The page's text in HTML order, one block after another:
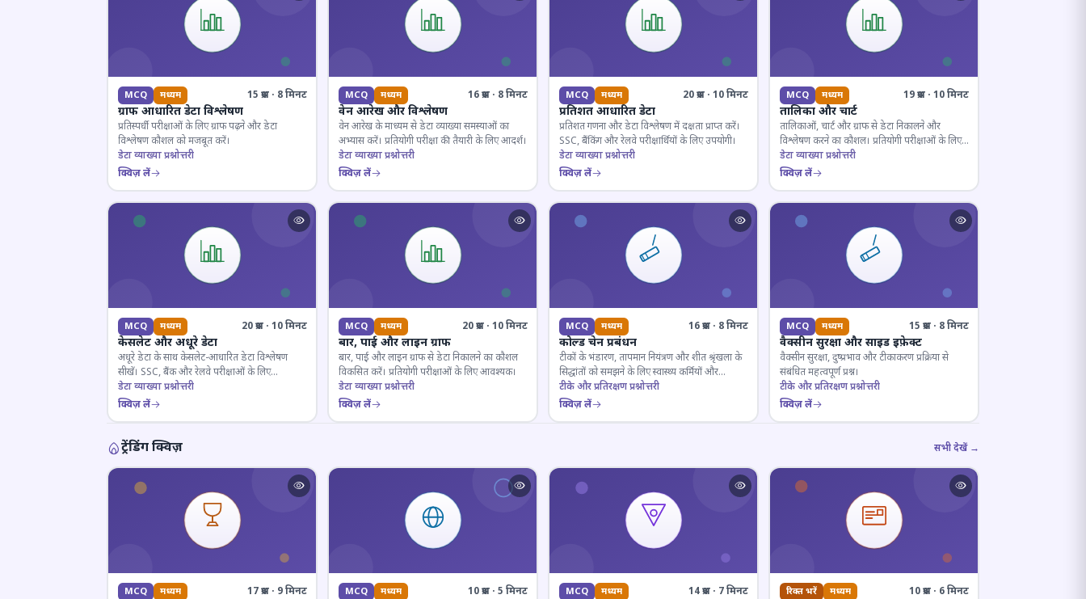
MCQ मध्यम 15 प्रश्न · 8 मिनट
ग्राफ आधारित डेटा विश्लेषण
प्रतिस्पर्धी परीक्षाओं के लिए ग्राफ पढ़ने और डेटा
विश्लेषण कौशल को मजबूत करें।
डेटा व्याख्या प्रश्नोत्तरी
क्विज़ लें
MCQ मध्यम 16 प्रश्न · 8 मिनट
वेन आरेख और विश्लेषण
वेन आरेख के माध्यम से डेटा व्याख्या समस्याओं का
अभ्यास करें। प्रतियोगी परीक्षा की तैयारी के लिए आदर्श।
डेटा व्याख्या प्रश्नोत्तरी
क्विज़ लें
MCQ मध्यम 20 प्रश्न · 10 मिनट
प्रतिशत आधारित डेटा
प्रतिशत गणना और डेटा विश्लेषण में दक्षता प्राप्त करें।
SSC, बैंकिंग और रेलवे परीक्षार्थियों के लिए उपयोगी।
डेटा व्याख्या प्रश्नोत्तरी
क्विज़ लें
MCQ मध्यम 19 प्रश्न · 10 मिनट
तालिका और चार्ट
तालिकाओं, चार्ट और ग्राफ से डेटा निकालने और
विश्लेषण करने का कौशल। प्रतियोगी परीक्षाओं के लिए
अनिवार्य।
डेटा व्याख्या प्रश्नोत्तरी
क्विज़ लें
MCQ मध्यम 20 प्रश्न · 10 मिनट
केसलेट और अधूरे डेटा
अधूरे डेटा के साथ केसलेट-आधारित डेटा विश्लेषण
सीखें। SSC, बैंक और रेलवे परीक्षाओं के लिए
महत्वपूर्ण।
डेटा व्याख्या प्रश्नोत्तरी
क्विज़ लें
MCQ मध्यम 20 प्रश्न · 10 मिनट
बार, पाई और लाइन ग्राफ
बार, पाई और लाइन ग्राफ से डेटा निकालने का कौशल
विकसित करें। प्रतियोगी परीक्षाओं के लिए आवश्यक।
डेटा व्याख्या प्रश्नोत्तरी
क्विज़ लें
MCQ मध्यम 16 प्रश्न · 8 मिनट
कोल्ड चेन प्रबंधन
टीकों के भंडारण, तापमान नियंत्रण और शीत श्रृंखला के
सिद्धांतों को समझने के लिए स्वास्थ्य कर्मियों और
परीक्षार्थियों के लिए महत्वपूर्ण।
टीके और प्रतिरक्षण प्रश्नोत्तरी
क्विज़ लें
MCQ मध्यम 15 प्रश्न · 8 मिनट
वैक्सीन सुरक्षा और साइड इफ़ेक्ट
वैक्सीन सुरक्षा, दुष्प्रभाव और टीकाकरण प्रक्रिया से
संबंधित महत्वपूर्ण प्रश्न।
टीके और प्रतिरक्षण प्रश्नोत्तरी
क्विज़ लें
ट्रेंडिंग क्विज़ सभी देखें →
MCQ मध्यम 17 प्रश्न · 9 मिनट MCQ मध्यम 10 प्रश्न · 5 मिनट MCQ मध्यम 14 प्रश्न · 7 मिनट रिक्त भरें मध्यम 10 प्रश्न · 6 मिनट